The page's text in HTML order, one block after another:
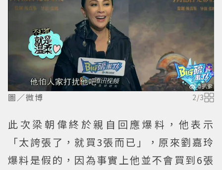
圖／微博 2/3
此次梁朝偉終於親自回應爆料，他表示
「太誇張了，就買3張而已」，原來劉嘉玲
爆料是假的，因為事實上他並不會買到6張